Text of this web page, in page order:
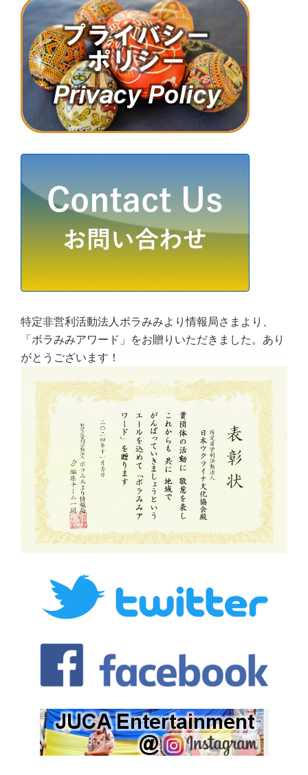
特定非営利活動法人ボラみみより情報局さまより、
「ボラみみアワード」をお贈りいただきました。あり
がとうございます！